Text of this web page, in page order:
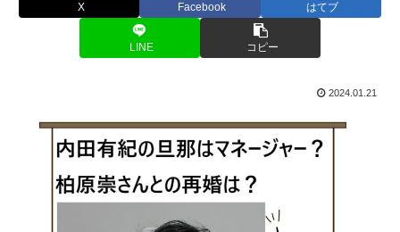
X Facebook はてブ
LINE コピー
2024.01.21